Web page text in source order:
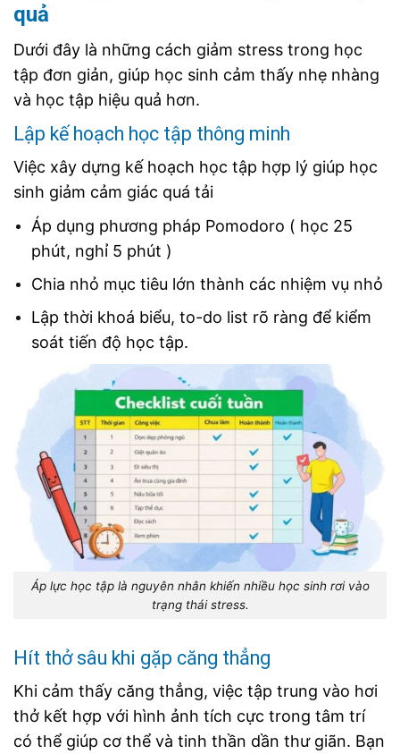
quả
Dưới đây là những cách giảm stress trong học
tập đơn giản, giúp học sinh cảm thấy nhẹ nhàng
và học tập hiệu quả hơn.
Lập kế hoạch học tập thông minh
Việc xây dựng kế hoạch học tập hợp lý giúp học
sinh giảm cảm giác quá tải
Áp dụng phương pháp Pomodoro ( học 25
phút, nghỉ 5 phút )
Chia nhỏ mục tiêu lớn thành các nhiệm vụ nhỏ
Lập thời khoá biểu, to-do list rõ ràng để kiểm
soát tiến độ học tập.
Áp lực học tập là nguyên nhân khiến nhiều học sinh rơi vào
trạng thái stress.
Hít thở sâu khi gặp căng thẳng
Khi cảm thấy căng thẳng, việc tập trung vào hơi
thở kết hợp với hình ảnh tích cực trong tâm trí
có thể giúp cơ thể và tinh thần dần thư giãn. Bạn